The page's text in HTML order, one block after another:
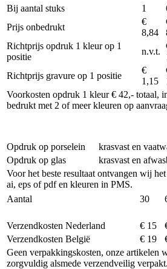
Bij aantal stuks 1
Prijs onbedrukt
€
8,84
Richtprijs opdruk 1 kleur op 1
positie
n.v.t.
Richtprijs gravure op 1 positie
€
1,15
Voorkosten opdruk 1 kleur € 42,- totaal,
bedrukt met 2 of meer kleuren op
Opdruk op porselein
krasvast en
Opdruk op glas
krasvast en
Voor het beste resultaat ontvangen wij
ai, eps of pdf en kleuren in PMS.
Aantal
30
Verzendkosten Nederland € 15
Verzendkosten België
€ 19
Geen verpakkingskosten, onze artikelen
zorgvuldig alsmede verzendveilig verpakt.